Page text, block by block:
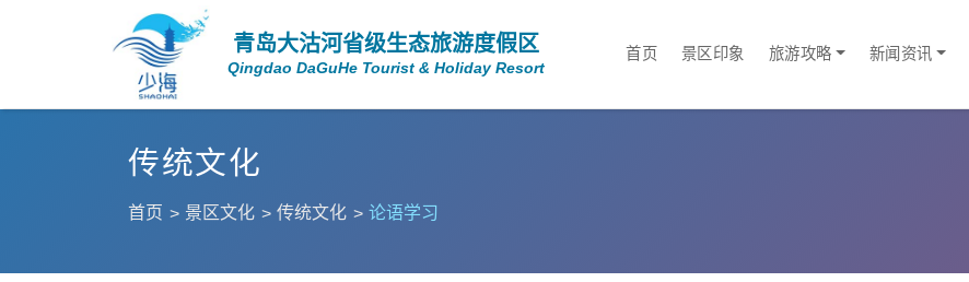
青岛大沽河省级生态旅游度假区
Qingdao DaGuHe Tourist & Holiday Resort
首页 景区印象 旅游攻略 新闻资讯
传统文化
首页 景区文化 传统文化 论语学习